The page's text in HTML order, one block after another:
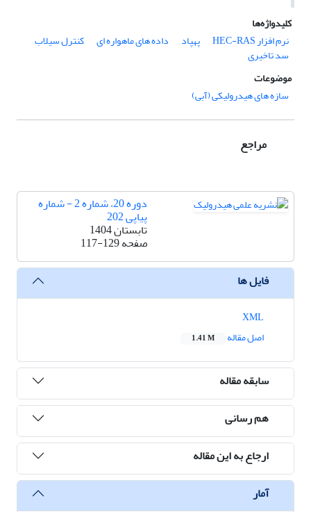
کلیدواژه‌ها
نرم افزار HEC-RAS
پهپاد داده های ماهواره ای کنترل سیلاب
سد تاخیری
موضوعات
سازه­ های هیدرولیکی (آبی)
مراجع
دوره 20، شماره 2 - شماره
پیاپی 202
تابستان 1404
صفحه117-129
فایل ها
اصل مقاله
1.41 M
سابقه مقاله
هم رسانی
ارجاع به این مقاله
آمار